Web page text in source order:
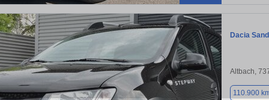
Dacia
Altbach,
110.900